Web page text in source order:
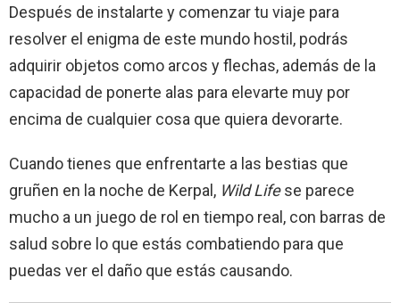
Después de instalarte y comenzar tu viaje para
resolver el enigma de este mundo hostil, podrás
adquirir objetos como arcos y flechas, además de la
capacidad de ponerte alas para elevarte muy por
encima de cualquier cosa que quiera devorarte.
Cuando tienes que enfrentarte a las bestias que
gruñen en la noche de Kerpal, Wild Lifese parece
mucho a un juego de rol en tiempo real, con barras de
salud sobre lo que estás combatiendo para que
puedas ver el daño que estás causando.